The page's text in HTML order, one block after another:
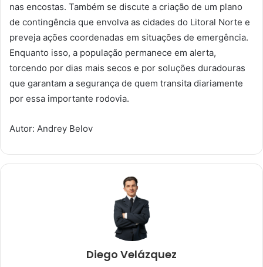
nas encostas. Também se discute a criação de um plano
de contingência que envolva as cidades do Litoral Norte e
preveja ações coordenadas em situações de emergência.
Enquanto isso, a população permanece em alerta,
torcendo por dias mais secos e por soluções duradouras
que garantam a segurança de quem transita diariamente
por essa importante rodovia.
Autor: Andrey Belov
Diego Velázquez